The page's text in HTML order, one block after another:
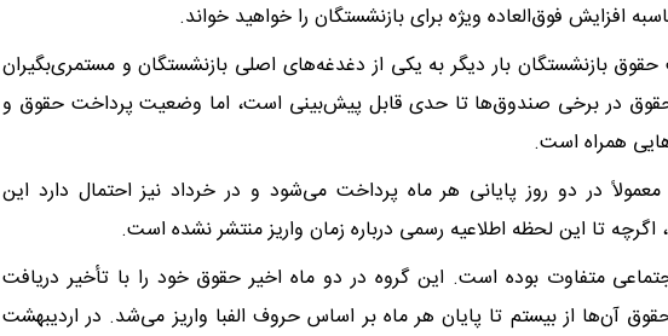
افزایش فوق‌العاده ویژه برای بازنشستگان را خواهید خواند.
بازنشستگان بار دیگر به یکی از دغدغه‌های اصلی بازنشستگان و مستمری‌بگیران
در برخی صندوق‌ها تا حدی قابل پیش‌بینی است، اما وضعیت پرداخت حقوق و
همراه است.
در دو روز پایانی هر ماه پرداخت می‌شود و در خرداد نیز احتمال دارد این
تا این لحظه اطلاعیه رسمی درباره زمان واریز منتشر نشده است.
متفاوت بوده است. این گروه در دو ماه اخیر حقوق خود را با تأخیر دریافت
آن‌ها از بیستم تا پایان هر ماه بر اساس حروف الفبا واریز می‌شد. در اردیبهشت